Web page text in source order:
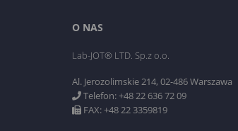
O NAS
Lab-JOT® LTD. Sp.z o.o.
Al. Jerozolimskie 214, 02-486 Warszawa
Telefon: +48 22 636 72 09
FAX: +48 22 3359819